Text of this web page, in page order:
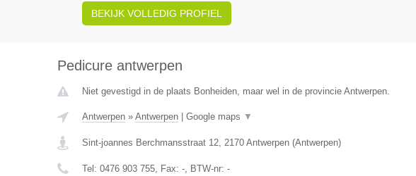
BEKIJK VOLLEDIG PROFIEL
Pedicure antwerpen
Niet gevestigd in de plaats Bonheiden, maar wel in de provincie Antwerpen.
Antwerpen» Antwerpen| Google maps ▼
Sint-joannes Berchmansstraat 12, 2170 Antwerpen(Antwerpen)
Tel: 0476 903 755, Fax: -, BTW-nr: -